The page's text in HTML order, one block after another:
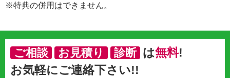
※特典の併用はできません。
ご相談 お見積り 診断 は無料!
お気軽にご連絡下さい!!